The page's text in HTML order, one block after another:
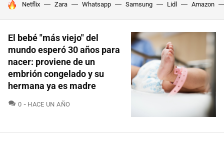
HOY SE HABLA DE
Netflix Zara Whatsapp Samsung Lidl Amazon
El bebé "más viejo" del
mundo esperó 30 años para
nacer: proviene de un
embrión congelado y su
hermana ya es madre
0 COMENTARIOS
HACE UN AÑO